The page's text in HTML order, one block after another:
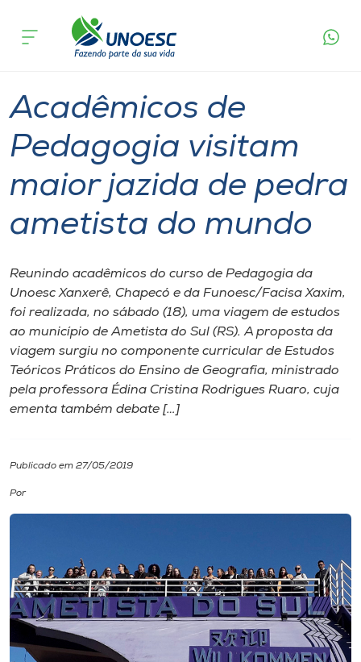
Cursos
Pesquisa
Atendimento ao Estudante
Portal de Ensino
A
Internacionalização
I.nova
Cultura
Biblioteca
Editora
acontece
Acadêmicos de
Pedagogia visitam
maior jazida de pedra
ametista do mundo
Reunindo acadêmicos do curso de Pedagogia da
Unoesc Xanxerê, Chapecó e da Funoesc/Facisa Xaxim,
foi realizada, no sábado (18), uma viagem de estudos
ao município de Ametista do Sul (RS). A proposta da
viagem surgiu no componente curricular de Estudos
Teóricos Práticos do Ensino de Geografia, ministrado
pela professora Édina Cristina Rodrigues Ruaro, cuja
ementa também debate […]
Publicado em 27/05/2019
Por